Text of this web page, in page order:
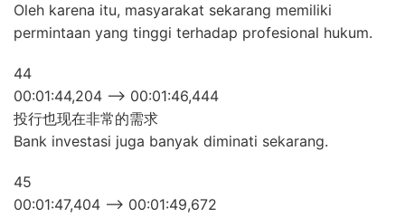
Oleh karena itu, masyarakat sekarang memiliki
permintaan yang tinggi terhadap profesional hukum.
44
00:01:44,204 –> 00:01:46,444
投行也现在非常的需求
Bank investasi juga banyak diminati sekarang.
45
00:01:47,404 –> 00:01:49,672